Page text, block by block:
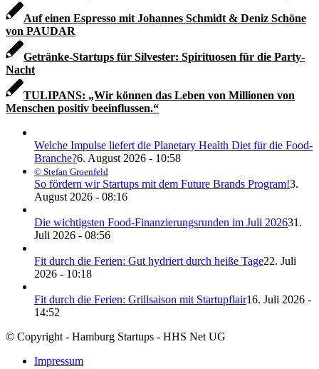
Auf einen Espresso mit Johannes Schmidt & Deniz Schöne
von PAUDAR
Getränke-Startups für Silvester: Spirituosen für die Party-
Nacht
TULIPANS: „Wir können das Leben von Millionen von
Menschen positiv beeinflussen.“
Welche Impulse liefert die Planetary Health Diet für die Food-
Branche?6. August 2026 - 10:58
© Stefan Groenfeld
So fördern wir Startups mit dem Future Brands Program!3.
August 2026 - 08:16
Die wichtigsten Food-Finanzierungsrunden im Juli 202631.
Juli 2026 - 08:56
Fit durch die Ferien: Gut hydriert durch heiße Tage22. Juli
2026 - 10:18
Fit durch die Ferien: Grillsaison mit Startupflair16. Juli 2026 -
14:52
© Copyright - Hamburg Startups - HHS Net UG
Impressum